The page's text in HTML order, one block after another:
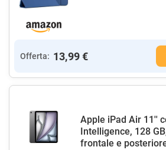
Offerta: 13,99 €
Apple iPad Air 11''
Intelligence, 128
frontale e